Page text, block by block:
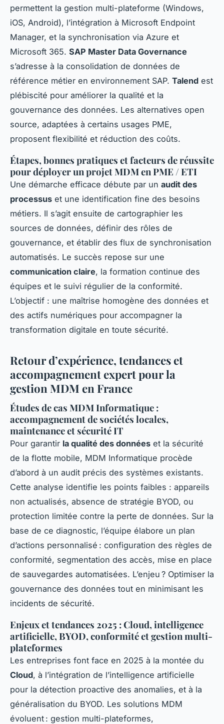
permettent la gestion multi-plateforme (Windows,
iOS, Android), l’intégration à Microsoft Endpoint
Manager, et la synchronisation via Azure et
Microsoft 365. SAP Master Data Governance
s’adresse à la consolidation de données de
référence métier en environnement SAP. Talend est
plébiscité pour améliorer la qualité et la
gouvernance des données. Les alternatives open
source, adaptées à certains usages PME,
proposent flexibilité et réduction des coûts.
Étapes, bonnes pratiques et facteurs de réussite
pour déployer un projet MDM en PME / ETI
Une démarche efficace débute par un audit des
processus et une identification fine des besoins
métiers. Il s’agit ensuite de cartographier les
sources de données, définir des rôles de
gouvernance, et établir des flux de synchronisation
automatisés. Le succès repose sur une
communication claire, la formation continue des
équipes et le suivi régulier de la conformité.
L’objectif : une maîtrise homogène des données et
des actifs numériques pour accompagner la
transformation digitale en toute sécurité.
Retour d’expérience, tendances et
accompagnement expert pour la
gestion MDM en France
Études de cas MDM Informatique :
accompagnement de sociétés locales,
maintenance et sécurité IT
Pour garantir la qualité des données et la sécurité
de la flotte mobile, MDM Informatique procède
d’abord à un audit précis des systèmes existants.
Cette analyse identifie les points faibles : appareils
non actualisés, absence de stratégie BYOD, ou
protection limitée contre la perte de données. Sur la
base de ce diagnostic, l’équipe élabore un plan
d’actions personnalisé : configuration des règles de
conformité, segmentation des accès, mise en place
de sauvegardes automatisées. L’enjeu ? Optimiser la
gouvernance des données tout en minimisant les
incidents de sécurité.
Enjeux et tendances 2025 : Cloud, intelligence
artificielle, BYOD, conformité et gestion multi-
plateformes
Les entreprises font face en 2025 à la montée du
Cloud, à l’intégration de l’intelligence artificielle
pour la détection proactive des anomalies, et à la
généralisation du BYOD. Les solutions MDM
évoluent : gestion multi-plateformes,